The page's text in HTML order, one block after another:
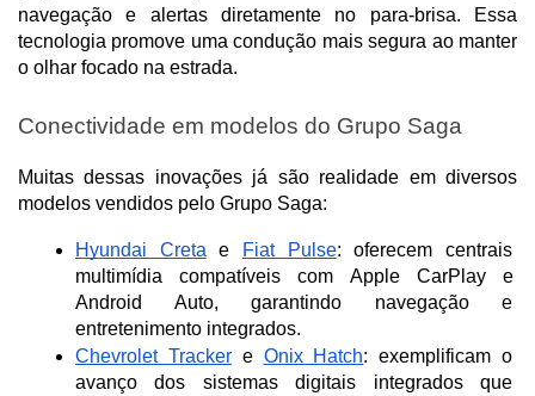
navegação e alertas diretamente no para-brisa. Essa
tecnologia promove uma condução mais segura ao manter
o olhar focado na estrada.
Conectividade em modelos do Grupo Saga
Muitas dessas inovações já são realidade em diversos
modelos vendidos pelo Grupo Saga:
Hyundai Creta e Fiat Pulse: oferecem centrais
multimídia compatíveis com Apple CarPlay e
Android Auto, garantindo navegação e
entretenimento integrados.
Chevrolet Tracker e Onix Hatch: exemplificam o
avanço dos sistemas digitais integrados que